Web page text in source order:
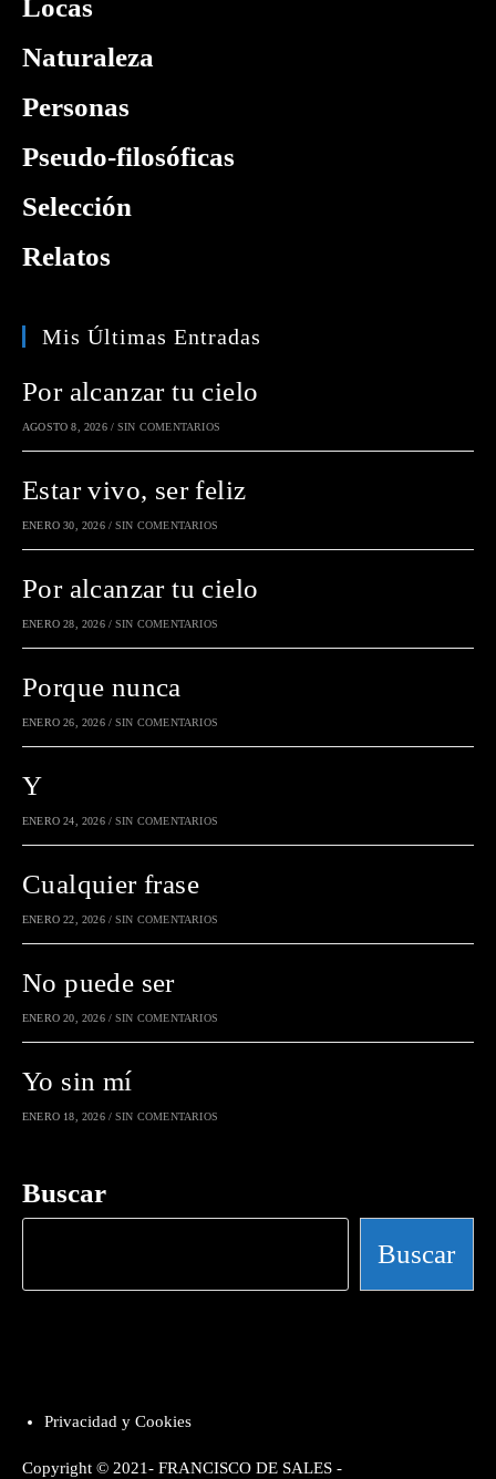
Locas
Naturaleza
Personas
Pseudo-filosóficas
Selección
Relatos
Mis Últimas Entradas
Por alcanzar tu cielo
AGOSTO 8, 2026 / SIN COMENTARIOS
Estar vivo, ser feliz
ENERO 30, 2026 / SIN COMENTARIOS
Por alcanzar tu cielo
ENERO 28, 2026 / SIN COMENTARIOS
Porque nunca
ENERO 26, 2026 / SIN COMENTARIOS
Y
ENERO 24, 2026 / SIN COMENTARIOS
Cualquier frase
ENERO 22, 2026 / SIN COMENTARIOS
No puede ser
ENERO 20, 2026 / SIN COMENTARIOS
Yo sin mí
ENERO 18, 2026 / SIN COMENTARIOS
Buscar
Buscar
Privacidad y Cookies
Copyright © 2021- FRANCISCO DE SALES -